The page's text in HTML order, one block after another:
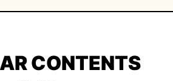
CONTENTS